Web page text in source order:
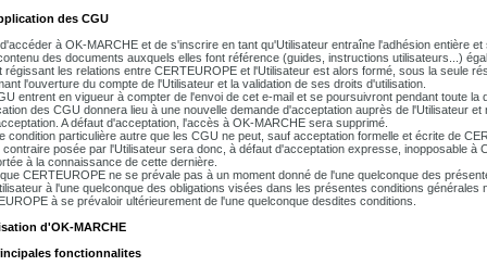
des CGU
à OK-MARCHE et de s'inscrire en tant qu'Utilisateur entraîne l'adhésion entière
des documents auxquels elles font référence (guides, instructions utilisateurs...)
régissant les relations entre CERTEUROPE et l'Utilisateur est alors formé, sous la seule
l'ouverture du compte de l'Utilisateur et la validation de ses droits d'utilisation.
entrent en vigueur à compter de l'envoi de cet e-mail et se poursuivront pendant toute la
des CGU donnera lieu à une nouvelle demande d'acceptation auprès de l'Utilisateur
A défaut d'acceptation, l'accès à OK-MARCHE sera supprimé.
condition particulière autre que les CGU ne peut, sauf acceptation formelle et écrite de
posée par l'Utilisateur sera donc, à défaut d'acceptation expresse, inopposable à
à la connaissance de cette dernière.
CERTEUROPE ne se prévale pas à un moment donné de l'une quelconque des
à l'une quelconque des obligations visées dans les présentes conditions
à se prévaloir ultérieurement de l'une quelconque desdites conditions.
d'OK-MARCHE
fonctionnalites